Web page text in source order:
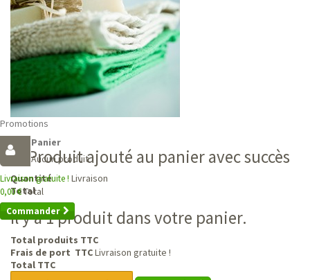
Promotions
Panier
Aucun produit
Livraison gratuite ! Livraison
0,00 €Total
Commander
Produit ajouté au panier avec succès
Quantité
Total
Il y a 1 produit dans votre panier.
Total produits TTC
Frais de port TTCLivraison gratuite !
Total TTC